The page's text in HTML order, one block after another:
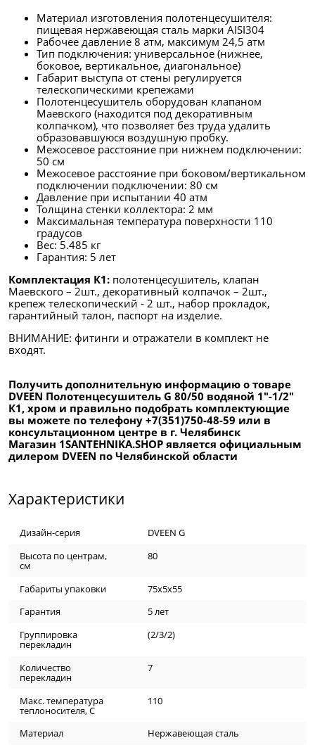
Материал изготовления полотенцесушителя:
пищевая нержавеющая сталь марки AISI304
Рабочее давление 8 атм, максимум 24,5 атм
Тип подключения: универсальное (нижнее,
боковое, вертикальное, диагональное)
Габарит выступа от стены регулируется
телескопическими крепежами
Полотенцесушитель оборудован клапаном
Маевского (находится под декоративным
колпачком), что позволяет без труда удалить
образовавшуюся воздушную пробку.
Межосевое расстояние при нижнем подключении:
50 см
Межосевое расстояние при боковом/вертикальном
подключении подключении: 80 см
Давление при испытании 40 атм
Толщина стенки коллектора: 2 мм
Максимальная температура поверхности 110
градусов
Вес: 5.485 кг
Гарантия: 5 лет
Комплектация К1: полотенцесушитель, клапан
Маевского – 2шт., декоративный колпачок – 2шт.,
крепеж телескопический - 2 шт., набор прокладок,
гарантийный талон, паспорт на изделие.
ВНИМАНИЕ: фитинги и отражатели в комплект не
входят.
Получить дополнительную информацию о товаре
DVEEN Полотенцесушитель G 80/50 водяной 1"-1/2"
К1, хром и правильно подобрать комплектующие
вы можете по телефону +7(351)750-48-59 или в
консультационном центре в г. Челябинск
Магазин 1SANTEHNIKA.SHOP является официальным
дилером DVEEN по Челябинской области
Характеристики
Дизайн-серия
DVEEN G
Высота по центрам,
см
80
Габариты упаковки
75х5х55
Гарантия
5 лет
Группировка
перекладин
(2/3/2)
Количество
перекладин
7
Макс. температура
теплоносителя, C
110
Материал
Нержавеющая сталь